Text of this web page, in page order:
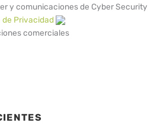
y comunicaciones de Cyber Security
de Privacidad
comerciales